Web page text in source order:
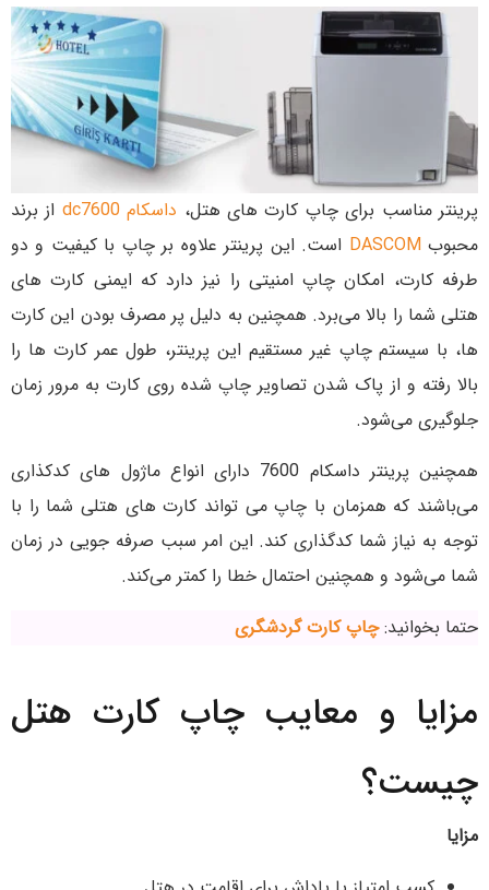
پرینتر مناسب برای چاپ کارت های هتل، داسکام dc7600
از برند
محبوبDASCOM است. این پرینتر علاوه بر چاپ با کیفیت و دو
طرفه کارت، امکان چاپ امنیتی را نیز دارد که ایمنی کارت های
هتلی شما را بالا می‌برد. همچنین به دلیل پر مصرف بودن این کارت
ها، با سیستم چاپ غیر مستقیم این پرینتر، طول عمر کارت ها را
بالا رفته و از پاک شدن تصاویر چاپ شده روی کارت به مرور زمان
جلوگیری می‌شود.
همچنین پرینتر داسکام 7600 دارای انواع ماژول های کدکذاری
می‌باشند که همزمان با چاپ می تواند کارت های هتلی شما را با
توجه به نیاز شما کدگذاری کند. این امر سبب صرفه جویی در زمان
شما می‌شود و همچنین احتمال خطا را کمتر می‌کند.
حتما بخوانید:چاپ کارت گردشگری
مزایا و معایب چاپ کارت هتل
چیست؟
مزایا